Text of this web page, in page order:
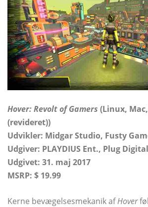
Hover: Revolt of Gamers (Linux,
(revideret))
Udvikler: Midgar Studio, Fusty
Udgiver: PLAYDIUS Ent., Plug
Udgivet: 31. maj 2017
MSRP: $ 19.99
Kerne bevægelsesmekanik afHover